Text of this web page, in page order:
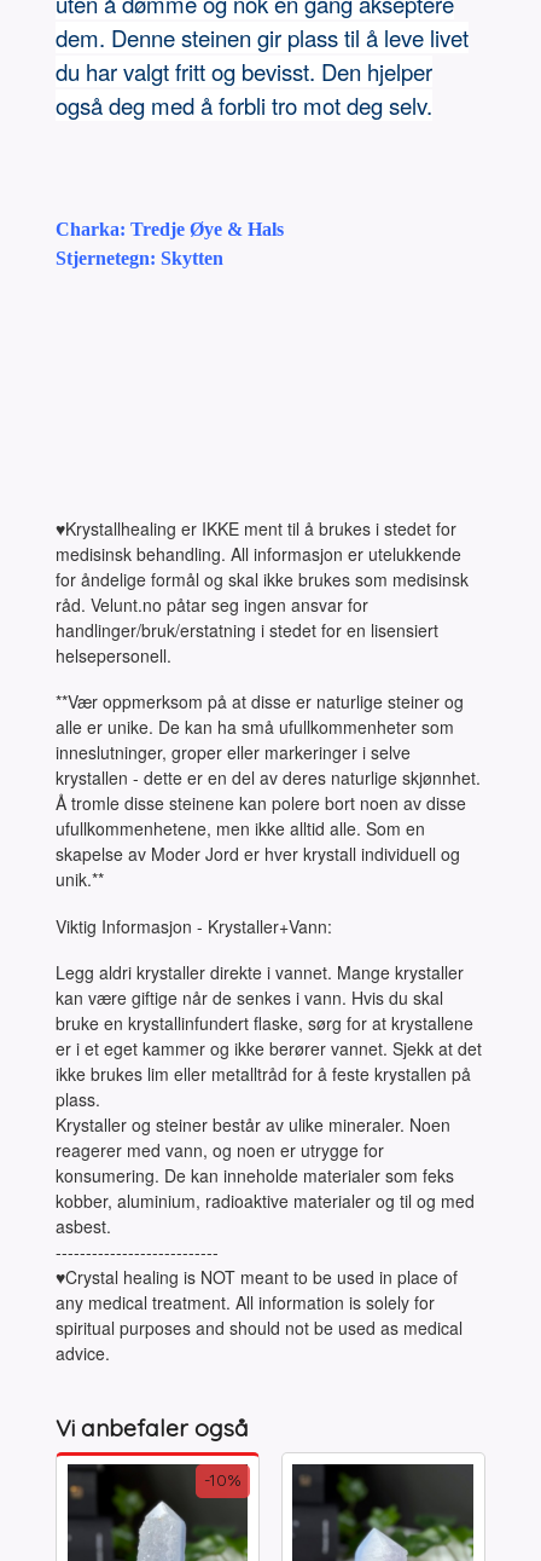
dem. Denne steinen gir plass til å leve livet
du har valgt fritt og bevisst. Den hjelper
også deg med å forbli tro mot deg selv.
Charka: Tredje Øye & Hals
Stjernetegn: Skytten
♥Krystallhealing er IKKE ment til å brukes i stedet for
medisinsk behandling. All informasjon er utelukkende
for åndelige formål og skal ikke brukes som medisinsk
råd. Velunt.no påtar seg ingen ansvar for
handlinger/bruk/erstatning i stedet for en lisensiert
helsepersonell.
**Vær oppmerksom på at disse er naturlige steiner og
alle er unike. De kan ha små ufullkommenheter som
inneslutninger, groper eller markeringer i selve
krystallen - dette er en del av deres naturlige skjønnhet.
Å tromle disse steinene kan polere bort noen av disse
ufullkommenhetene, men ikke alltid alle. Som en
skapelse av Moder Jord er hver krystall individuell og
unik.**
Viktig Informasjon - Krystaller+Vann:
Legg aldri krystaller direkte i vannet. Mange krystaller
kan være giftige når de senkes i vann. Hvis du skal
bruke en krystallinfundert flaske, sørg for at krystallene
er i et eget kammer og ikke berører vannet. Sjekk at det
ikke brukes lim eller metalltråd for å feste krystallen på
plass.
Krystaller og steiner består av ulike mineraler. Noen
reagerer med vann, og noen er utrygge for
konsumering. De kan inneholde materialer som feks
kobber, aluminium, radioaktive materialer og til og med
asbest.
---------------------------
♥Crystal healing is NOT meant to be used in place of
any medical treatment. All information is solely for
spiritual purposes and should not be used as medical
advice.
Vi anbefaler også
-10%